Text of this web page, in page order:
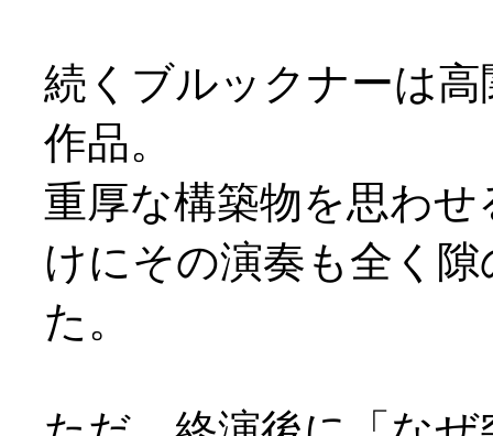
続くブルックナーは
作品。
重厚な構築物を思わ
けにその演奏も全く
た。